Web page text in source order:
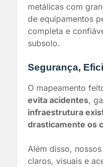
metálicas com
de equipamentos
completa e
subsolo.
Segurança,
O mapeamento
evita acidentes,
infraestrutura
drasticamente os
Além disso,
claros, visuais e